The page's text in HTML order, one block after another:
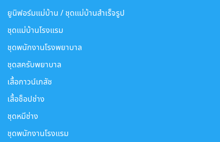
ยูนิฟอร์มแม่บ้าน / ชุดแม่บ้านสำเร็จรูป
ชุดแม่บ้านโรงแรม
ชุดพนักงานโรงพยาบาล
ชุดสครับพยาบาล
เสื้อกาวน์เภสัช
เสื้อช็อปช่าง
ชุดหมีช่าง
ชุดพนักงานโรงแรม